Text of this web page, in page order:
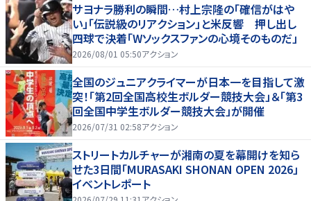
サヨナラ勝利の瞬間…村上宗隆の「確信がはや
い」「伝説級のリアクション」と米反響 押し出し
四球で決着「Wソックスファンの心境そのものだ」
2026/08/01 05:50アクション
全国のジュニアクライマーが日本一を目指して激
突！「第2回全国高校生ボルダー競技大会」＆「第3
回全国中学生ボルダー競技大会」が開催
2026/07/31 02:58アクション
ストリートカルチャーが湘南の夏を幕開けを知ら
せた3日間「MURASAKI SHONAN OPEN 2026」
イベントレポート